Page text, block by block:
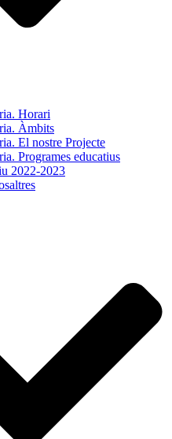
Horari
Àmbits
El nostre Projecte
Programes educatius
2022-2023